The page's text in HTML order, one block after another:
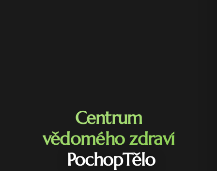
Centrum
vědomého zdraví
PochopTělo